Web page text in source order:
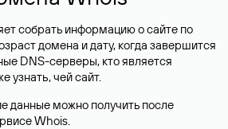
собрать информацию о сайте по
домена и дату, когда завершится
DNS-серверы, кто является
узнать, чей сайт.
данные можно получить после
Whois.